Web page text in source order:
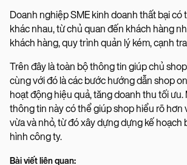
Doanh nghiệp SME kinh doanh thất bại
khác nhau, từ chủ quan đến khách hàng
khách hàng, quy trình quản lý kém, cạnh
Trên đây là toàn bộ thông tin giúp chủ
cùng với đó là các bước hướng dẫn shop
hoạt động hiệu quả, tăng doanh thu tối
thông tin này có thể giúp shop hiểu rõ hơn
vừa và nhỏ, từ đó xây dựng dựng kế hoạch
hình công ty.
Bài viết liên quan: